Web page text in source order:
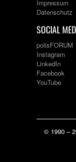
Impressum
Datenschutz
SOCIAL
polisFORUM
Instagram
LinkedIn
Facebook
YouTube
© 1990 –